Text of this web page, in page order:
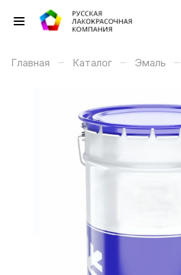
Главная – Каталог – Эмаль –